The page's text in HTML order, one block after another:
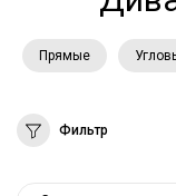
Прямые
Фильтр